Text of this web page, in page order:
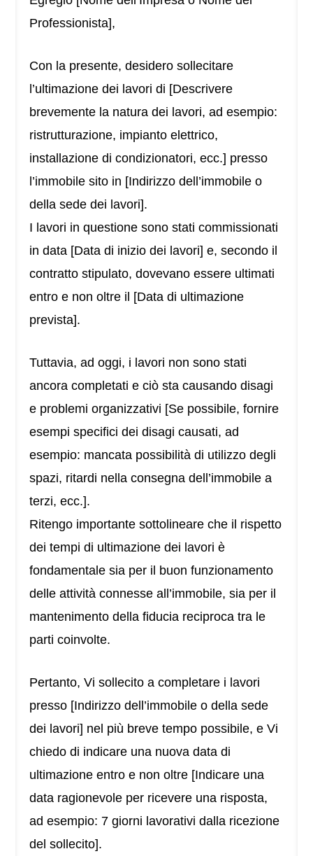
Professionista],
Con la presente, desidero sollecitare
l’ultimazione dei lavori di [Descrivere
brevemente la natura dei lavori, ad esempio:
ristrutturazione, impianto elettrico,
installazione di condizionatori, ecc.] presso
l’immobile sito in [Indirizzo dell’immobile o
della sede dei lavori].
I lavori in questione sono stati commissionati
in data [Data di inizio dei lavori] e, secondo il
contratto stipulato, dovevano essere ultimati
entro e non oltre il [Data di ultimazione
prevista].
Tuttavia, ad oggi, i lavori non sono stati
ancora completati e ciò sta causando disagi
e problemi organizzativi [Se possibile, fornire
esempi specifici dei disagi causati, ad
esempio: mancata possibilità di utilizzo degli
spazi, ritardi nella consegna dell’immobile a
terzi, ecc.].
Ritengo importante sottolineare che il rispetto
dei tempi di ultimazione dei lavori è
fondamentale sia per il buon funzionamento
delle attività connesse all’immobile, sia per il
mantenimento della fiducia reciproca tra le
parti coinvolte.
Pertanto, Vi sollecito a completare i lavori
presso [Indirizzo dell’immobile o della sede
dei lavori] nel più breve tempo possibile, e Vi
chiedo di indicare una nuova data di
ultimazione entro e non oltre [Indicare una
data ragionevole per ricevere una risposta,
ad esempio: 7 giorni lavorativi dalla ricezione
del sollecito].